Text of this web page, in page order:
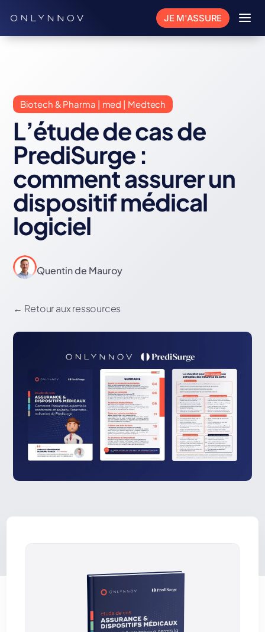
JE M'ASSURE a
Biotech & Pharma | med | Medtech
L’étude de cas de
PrediSurge :
comment assurer un
dispositif médical
logiciel
Quentin de Mauroy
← Retour aux ressources